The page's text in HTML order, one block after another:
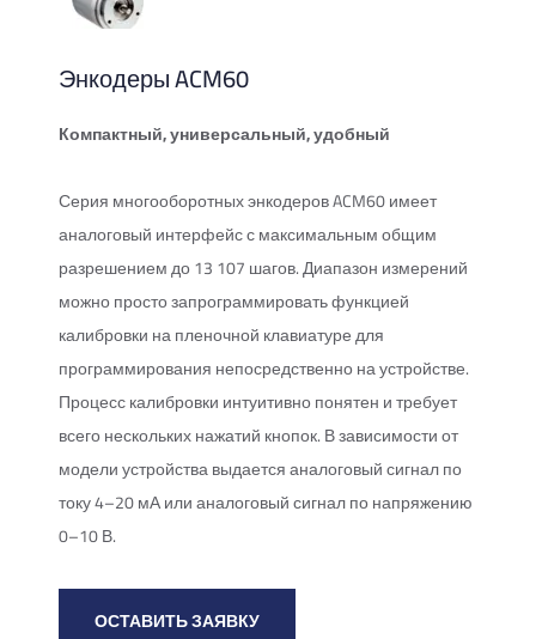
Энкодеры ACM60
Компактный, универсальный, удобный
Серия многооборотных энкодеров ACM60 имеет
аналоговый интерфейс с максимальным общим
разрешением до 13 107 шагов. Диапазон измерений
можно просто запрограммировать функцией
калибровки на пленочной клавиатуре для
программирования непосредственно на устройстве.
Процесс калибровки интуитивно понятен и требует
всего нескольких нажатий кнопок. В зависимости от
модели устройства выдается аналоговый сигнал по
току 4–20 мА или аналоговый сигнал по напряжению
0–10 В.
ОСТАВИТЬ ЗАЯВКУ